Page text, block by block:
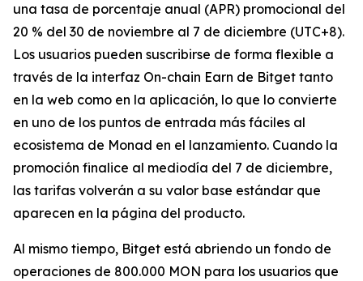
una tasa de porcentaje anual (APR) promocional del
20 % del 30 de noviembre al 7 de diciembre (UTC+8).
Los usuarios pueden suscribirse de forma flexible a
través de la interfaz On-chain Earn de Bitget tanto
en la web como en la aplicación, lo que lo convierte
en uno de los puntos de entrada más fáciles al
ecosistema de Monad en el lanzamiento. Cuando la
promoción finalice al mediodía del 7 de diciembre,
las tarifas volverán a su valor base estándar que
aparecen en la página del producto.
Al mismo tiempo, Bitget está abriendo un fondo de
operaciones de 800.000 MON para los usuarios que